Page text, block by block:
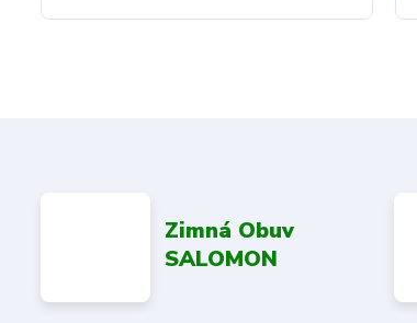
Zimná Obuv
SALOMON